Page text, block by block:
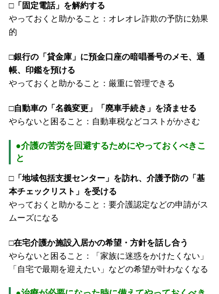
□「固定電話」を解約する
やっておくと助かること：オレオレ詐欺の予防に効果
的
□銀行の「貸金庫」に預金口座の暗唱番号のメモ、通
帳、印鑑を預ける
やっておくと助かること：厳重に管理できる
□自動車の「名義変更」「廃車手続き」を済ませる
やらないと困ること：自動車税などコストがかさむ
●介護の苦労を回避するためにやっておくべきこ
と
□「地域包括支援センター」を訪れ、介護予防の「基
本チェックリスト」を受ける
やっておくと助かること：要介護認定などの申請がス
ムーズになる
□在宅介護か施設入居かの希望・方針を話し合う
やらないと困ること：「家族に迷惑をかけたくない」
「自宅で最期を迎えたい」などの希望が叶わなくなる